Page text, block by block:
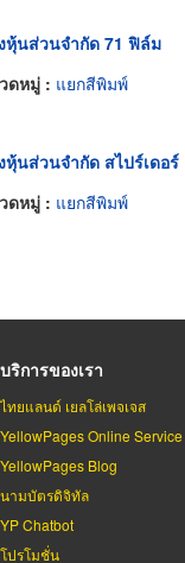
หุ้นส่วนจำกัด 71 ฟิล์ม
ดหมู่ : แยกสีพิมพ์
หุ้นส่วนจำกัด สไปร์เดอร์
ดหมู่ : แยกสีพิมพ์
บริการของเรา
ไทยแลนด์ เยลโล่เพจเจส
YellowPages Online Service
YellowPages Blog
นามบัตรดิจิทัล
YP Chatbot
โปรโมชั่น